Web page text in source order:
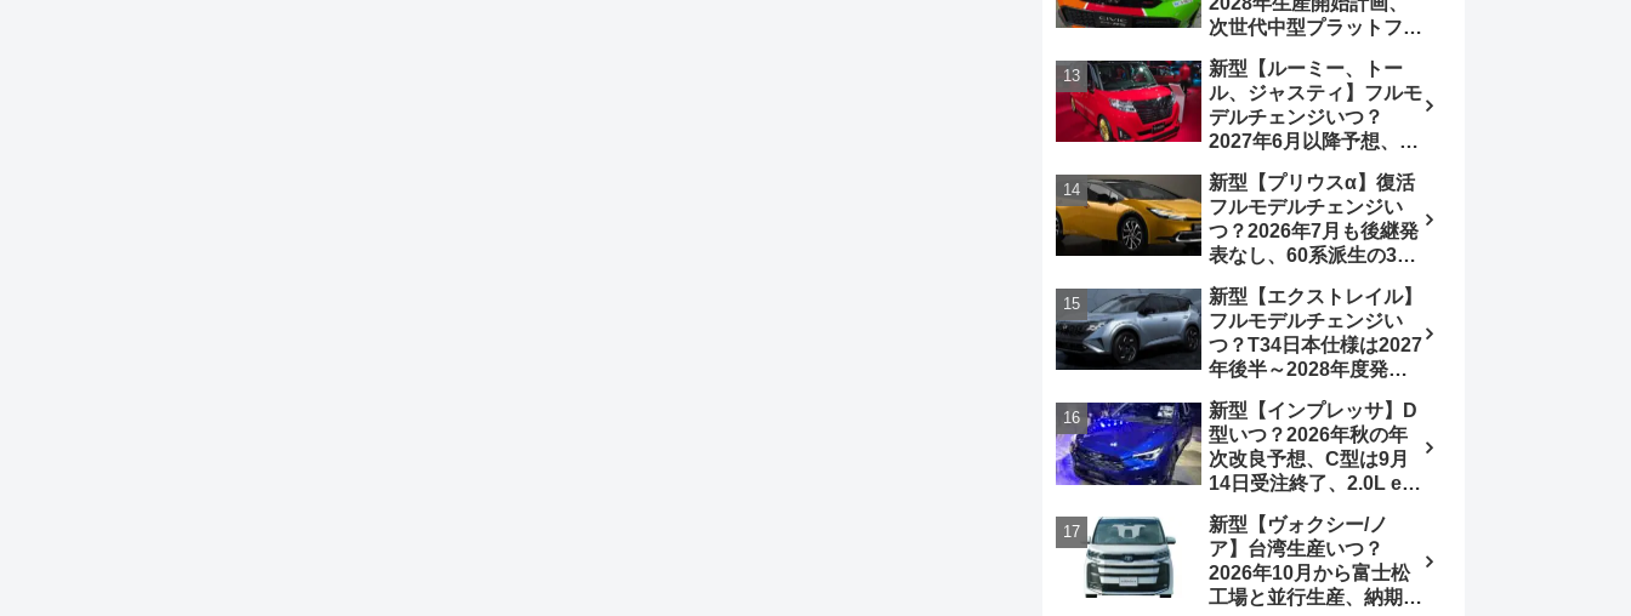
デルチェンジはトヨタが
介入か
る予想
次世代中型プラットフォ
搭載予想【ホンダ最新情
報】Honda S+ Shiftは現
行e:HEV RS 消費税込
4,659,600円で先行導入
新型【ルーミー、トー
ル、ジャスティ】フルモ
デルチェンジいつ？
2027年6月以降予想、ビ
う無い？【トヨタ最新情
報】1.2Lハイブリッド追
加は次期型に期待
新型【プリウスα】復活
フルモデルチェンジい
つ？2026年7月も後継発
表なし、60系派生の3列
発売される可能性は【ト
ヨタ最新情報デザイン予
想画像】スライドドア装
備の要望も
新型【エクストレイル】
フルモデルチェンジい
つ？T34日本仕様は2027
年後半～2028年度発売
米ローグe-POWERは
2026年後半投入へ
新型【インプレッサ】D
型いつ？2026年秋の年
次改良予想、C型は9月
14日受注終了、2.0L e-
グハイブリッド設定無し
予想【スバル最新情報】
新型【ヴォクシー/ノ
ア】台湾生産いつ？
2026年10月から富士松
工場と並行生産、納期短